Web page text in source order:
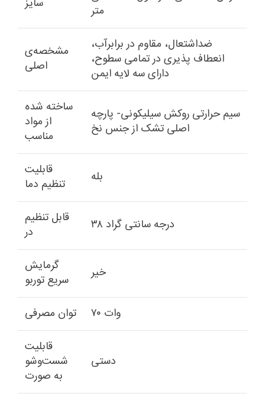
سایز
متر
مشخصه‌ی
اصلی
ضداشتعال، مقاوم در برابرآب،
انعطاف پذیری در تمامی سطوح،
دارای سه لایه ایمن
ساخته شده
از مواد
مناسب
سیم حرارتی روکش سیلیکونی- پارچه
اصلی تشک از جنس نخ
قابلیت
تنظیم دما
بله
قابل تنظیم
در
۳۸ درجه سانتی گراد
گرمایش
سریع توربو
خیر
توان مصرفی
۷۰ وات
قابلیت
شست‌وشو
به صورت
دستی